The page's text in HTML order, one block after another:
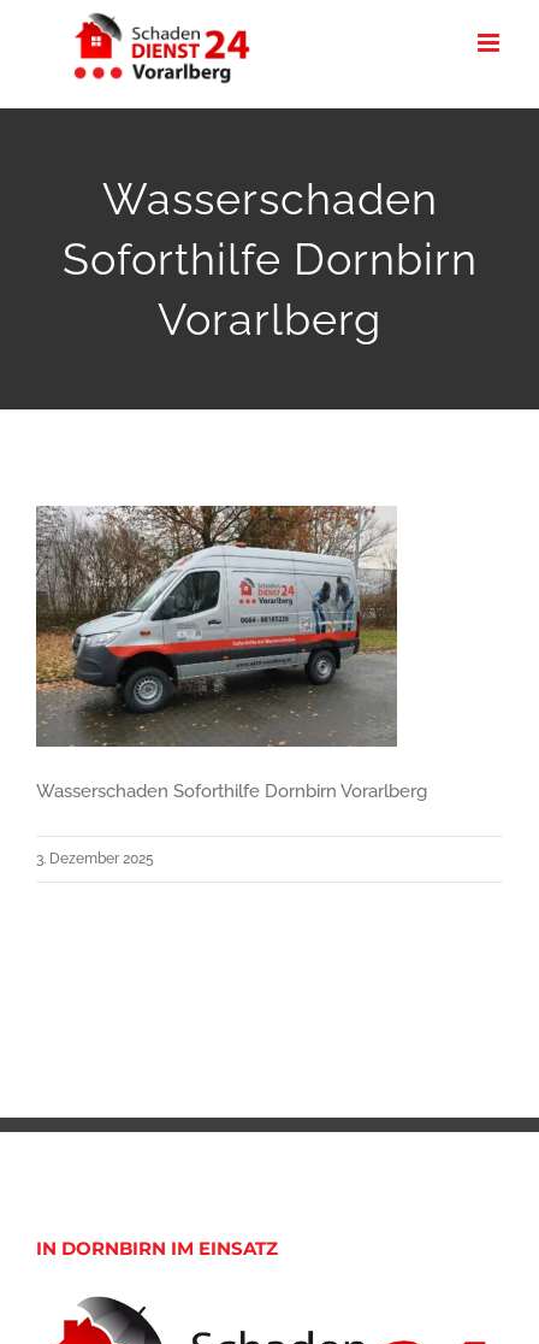
Wasserschaden
Soforthilfe Dornbirn
Vorarlberg
Wasserschaden Soforthilfe Dornbirn Vorarlberg
3. Dezember 2025
IN DORNBIRN IM EINSATZ